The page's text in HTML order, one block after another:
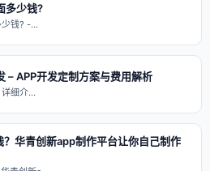
多少钱?
少钱? -…
– APP开发定制方案与费用解析
详细介…
华青创新app制作平台让你自己制作